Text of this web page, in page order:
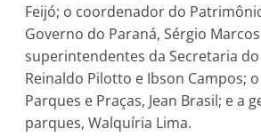
Feijó; o coordenador do
Governo do Paraná, Sérgio
superintendentes da Secretaria
Reinaldo Pilotto e Ibson Campos;
Parques e Praças, Jean Brasil; e a
parques, Walquíria Lima.